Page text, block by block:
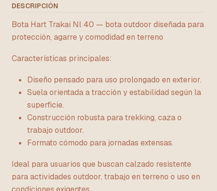
DESCRIPCIÓN
Bota Hart Trakai Nl 40 — bota outdoor diseñada para
protección, agarre y comodidad en terreno
Características principales:
Diseño pensado para uso prolongado en exterior.
Suela orientada a tracción y estabilidad según la
superficie.
Construcción robusta para trekking, caza o
trabajo outdoor.
Formato cómodo para jornadas extensas.
Ideal para usuarios que buscan calzado resistente
para actividades outdoor, trabajo en terreno o uso en